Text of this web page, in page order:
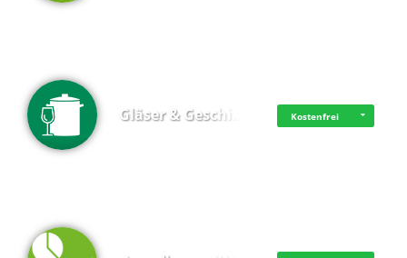
Gläser & Geschi… Kostenfrei